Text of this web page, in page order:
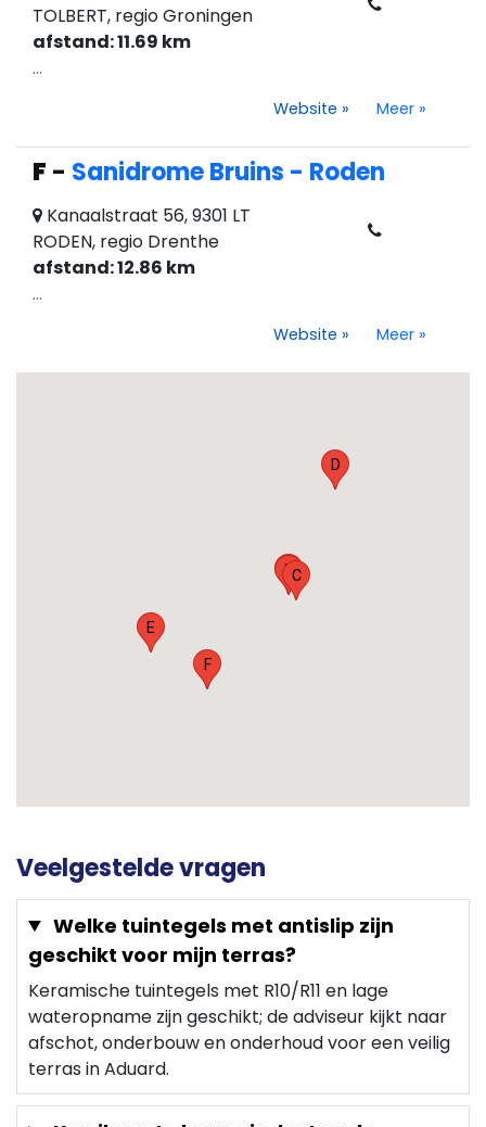
TOLBERT, regio Groningen
afstand: 11.69 km
...
Website » Meer »
F - Sanidrome Bruins - Roden
Kanaalstraat 56, 9301 LT
RODEN, regio Drenthe
afstand: 12.86 km
...
Website » Meer »
A
BC
D
E
F
Veelgestelde vragen
Welke tuintegels met antislip zijn
geschikt voor mijn terras?
Keramische tuintegels met R10/R11 en lage
wateropname zijn geschikt; de adviseur kijkt naar
afschot, onderbouw en onderhoud voor een veilig
terras in Aduard.